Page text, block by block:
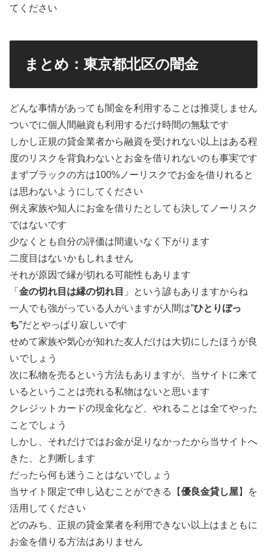
てください
まとめ：東京都北区の闇金
どんな事情があっても闇金を利用することは推奨しません
ついでに個人間融資も利用するだけ時間の無駄です
しかし正規の貸金業者から融資を受けれない以上はある程
度のリスクを背負わないとお金を借りれないのも事実です
まずブラックの方は100%ノーリスクでお金を借りれると
は思わないようにしてください
例え家族や知人にお金を借りたとしても決してノーリスク
ではないです
少なくとも自分の評価は間違いなく下がります
二度目はないかもしれません
それが原因で縁が切れる可能性もあります
「 金の切れ目は縁の切れ目 」という諺もありますからね
一人でも強がっている人がいますが人間は”ひとりぼっ
ち”だとやっぱり寂しいです
せめて家族や気心が知れた友人だけは大切にしたほうが良
いでしょう
次に私物を売るという方法もありますが、当サイトに来て
いるということは売れる私物はないと思います
クレジットカードの現金化など、やれることは全てやった
ことでしょう
しかし、それだけではお金が足りなかったから当サイトへ
きた、と判断します
だったら何も迷うことはないでしょう
当サイト限定で申し込むことができる【優良金貸し屋】を
活用してください
どのみち、正規の貸金業者を利用できない以上はまともに
お金を借りる方法はありません